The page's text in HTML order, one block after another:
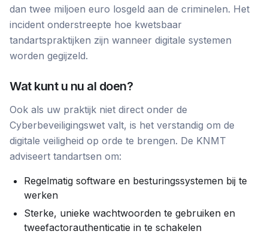
dan twee miljoen euro losgeld aan de criminelen. Het
incident onderstreepte hoe kwetsbaar
tandartspraktijken zijn wanneer digitale systemen
worden gegijzeld.
Wat kunt u nu al doen?
Ook als uw praktijk niet direct onder de
Cyberbeveiligingswet valt, is het verstandig om de
digitale veiligheid op orde te brengen. De KNMT
adviseert tandartsen om:
Regelmatig software en besturingssystemen bij te
werken
Sterke, unieke wachtwoorden te gebruiken en
tweefactorauthenticatie in te schakelen